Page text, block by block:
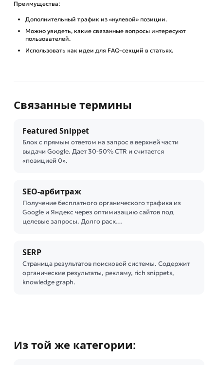
Преимущества:
Дополнительный трафик из «нулевой» позиции.
Можно увидеть, какие связанные вопросы интересуют
пользователей.
Использовать как идеи для FAQ-секций в статьях.
Связанные термины
Featured Snippet
Блок с прямым ответом на запрос в верхней части
выдачи Google. Дает 30-50% CTR и считается
«позицией 0».
SEO-арбитраж
Получение бесплатного органического трафика из
Google и Яндекс через оптимизацию сайтов под
целевые запросы. Долго раск…
SERP
Страница результатов поисковой системы. Содержит
органические результаты, рекламу, rich snippets,
knowledge graph.
Из той же категории: